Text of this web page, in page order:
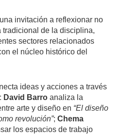
invitación a reflexionar no
de la disciplina,
sectores relacionados
el núcleo histórico del
ideas y acciones a través
David Barro analiza la
arte y diseño en “El diseño
revolución”;Chema
los espacios de trabajo